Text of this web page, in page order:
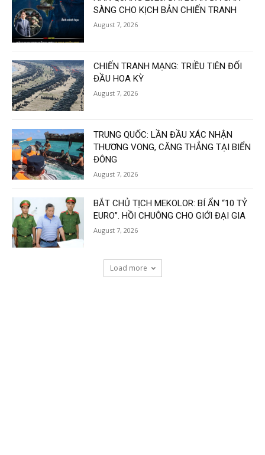
SÀNG CHO KỊCH BẢN CHIẾN TRANH
August 7, 2026
CHIẾN TRANH MẠNG: TRIỀU TIÊN ĐỐI
ĐẦU HOA KỲ
August 7, 2026
TRUNG QUỐC: LẦN ĐẦU XÁC NHẬN
THƯƠNG VONG, CĂNG THẲNG TẠI BIỂN
ĐÔNG
August 7, 2026
BẮT CHỦ TỊCH MEKOLOR: BÍ ẨN “10 TỶ
EURO”. HỒI CHUÔNG CHO GIỚI ĐẠI GIA
August 7, 2026
Load more